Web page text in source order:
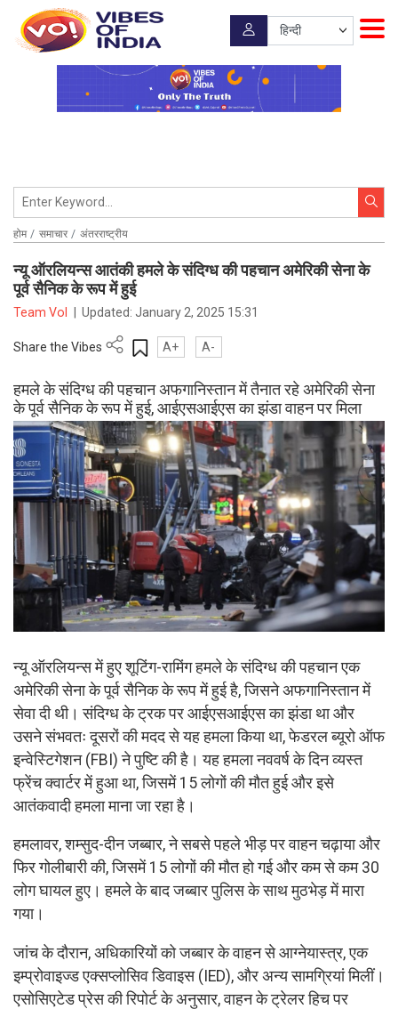
होम समाचार अंतरराष्ट्रीय
न्यू ऑरलियन्स आतंकी हमले के संदिग्ध की पहचान अमेरिकी सेना के
पूर्व सैनिक के रूप में हुई
Team VoI Updated:January 2, 2025 15:31
Share the Vibes A+ A-
हमले के संदिग्ध की पहचान अफगानिस्तान में तैनात रहे अमेरिकी सेना
के पूर्व सैनिक के रूप में हुई, आईएसआईएस का झंडा वाहन पर मिला
न्यू ऑरलियन्स में हुए शूटिंग-रामिंग हमले के संदिग्ध की पहचान एक
अमेरिकी सेना के पूर्व सैनिक के रूप में हुई है, जिसने अफगानिस्तान में
सेवा दी थी। संदिग्ध के ट्रक पर आईएसआईएस का झंडा था और
उसने संभवतः दूसरों की मदद से यह हमला किया था, फेडरल ब्यूरो ऑफ
इन्वेस्टिगेशन (FBI) ने पुष्टि की है। यह हमला नववर्ष के दिन व्यस्त
फ्रेंच क्वार्टर में हुआ था, जिसमें 15 लोगों की मौत हुई और इसे
आतंकवादी हमला माना जा रहा है।
हमलावर, शम्सुद-दीन जब्बार, ने सबसे पहले भीड़ पर वाहन चढ़ाया और
फिर गोलीबारी की, जिसमें 15 लोगों की मौत हो गई और कम से कम 30
लोग घायल हुए। हमले के बाद जब्बार पुलिस के साथ मुठभेड़ में मारा
गया।
जांच के दौरान, अधिकारियों को जब्बार के वाहन से आग्नेयास्त्र, एक
इम्प्रोवाइज्ड एक्सप्लोसिव डिवाइस (IED), और अन्य सामग्रियां मिलीं।
एसोसिएटेड प्रेस की रिपोर्ट के अनुसार, वाहन के ट्रेलर हिच पर